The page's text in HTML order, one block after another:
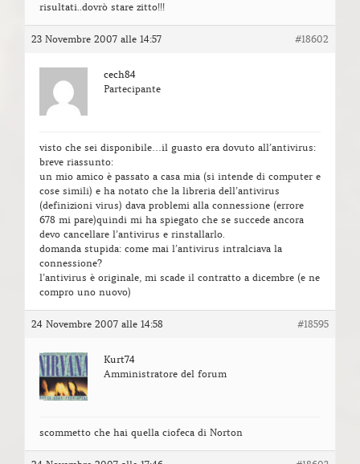
risultati..dovrò stare zitto!!!
23 Novembre 2007 alle 14:57 #18602
cech84
Partecipante
visto che sei disponibile…il guasto era dovuto all’antivirus:
breve riassunto:
un mio amico è passato a casa mia (si intende di computer e
cose simili) e ha notato che la libreria dell’antivirus
(definizioni virus) dava problemi alla connessione (errore
678 mi pare)quindi mi ha spiegato che se succede ancora
devo cancellare l’antivirus e rinstallarlo.
domanda stupida: come mai l’antivirus intralciava la
connessione?
l’antivirus è originale, mi scade il contratto a dicembre (e ne
compro uno nuovo)
24 Novembre 2007 alle 14:58 #18595
Kurt74
Amministratore del forum
scommetto che hai quella ciofeca di Norton